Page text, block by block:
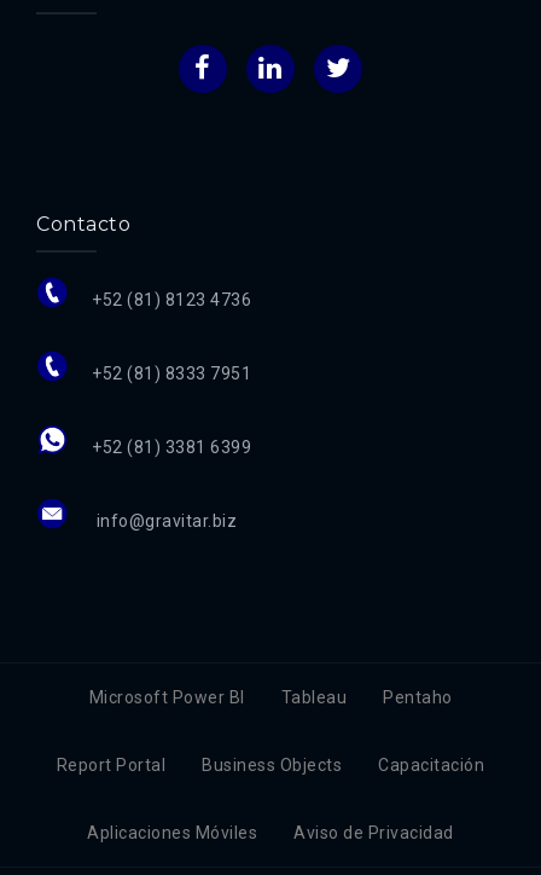
FacebookLinkedInTwitter
Contacto
+52 (81) 8123 4736
+52 (81) 8333 7951
+52 (81) 3381 6399
info@gravitar.biz
Microsoft Power BI Tableau Pentaho
Report Portal Business Objects Capacitación
Aplicaciones Móviles Aviso de Privacidad